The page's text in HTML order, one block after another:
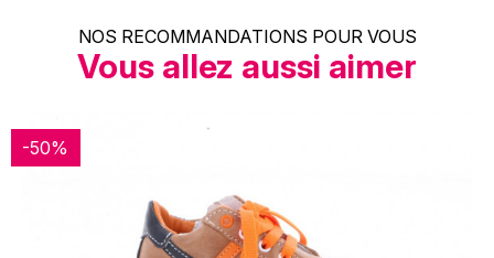
NOS RECOMMANDATIONS POUR VOUS
Vous allez aussi aimer
-50%
-50%